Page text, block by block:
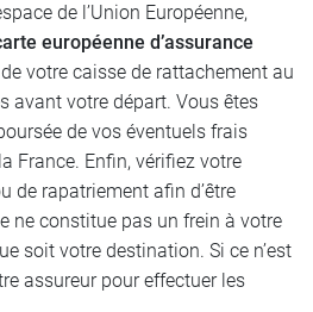
de l’Union Européenne,
européenne d’assurance
votre caisse de rattachement au
avant votre départ. Vous êtes
de vos éventuels frais
France. Enfin, vérifiez votre
de rapatriement afin d’être
ne constitue pas un frein à votre
soit votre destination. Si ce n’est
assureur pour effectuer les